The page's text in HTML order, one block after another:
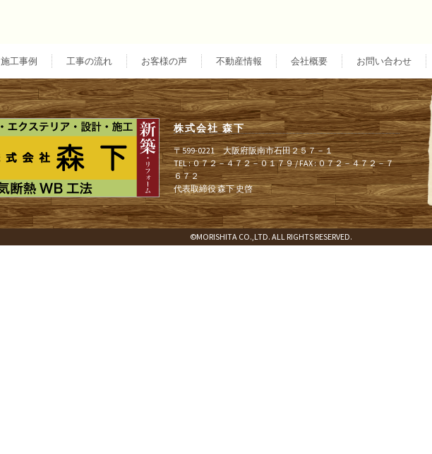
施工事例 工事の流れ お客様の声 不動産情報 会社概要 お問い合わせ
株式会社 森下
〒599-0221 大阪府阪南市石田２５７－１
TEL : ０７２－４７２－０１７９ / FAX : ０７２－４７２－７
６７２
代表取締役 森下 史啓
©MORISHITA CO.,LTD. ALL RIGHTS RESERVED.